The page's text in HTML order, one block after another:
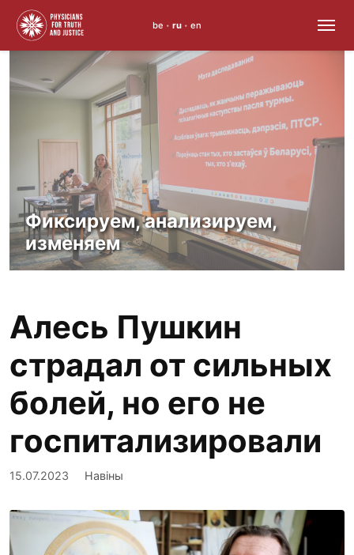
to
content
be • ru • en
Фиксируем, анализируем,
изменяем
Алесь Пушкин
страдал от сильных
болей, но его не
госпитализировали
15.07.2023 Навіны